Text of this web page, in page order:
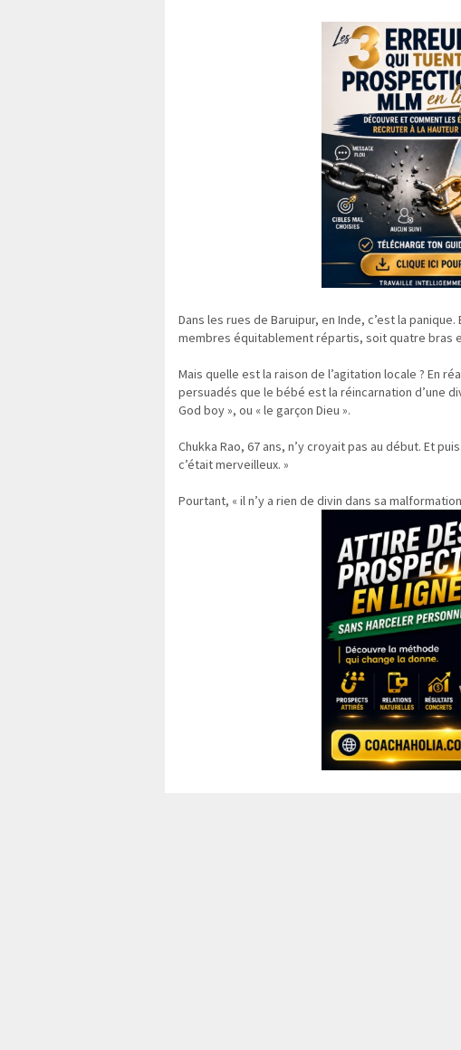
Dans les rues de Baruipur, en Inde, c’est la
membres équitablement répartis, soit quatre bras
Mais quelle est la raison de l’agitation locale ? En
persuadés que le bébé est la réincarnation d’une
God boy », ou « le garçon Dieu ».
Chukka Rao, 67 ans, n’y croyait pas au début. Et
c’était merveilleux. »
Pourtant, « il n’y a rien de divin dans sa